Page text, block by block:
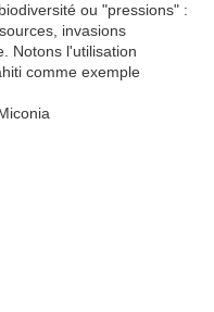
ou "pressions" :
invasions
Notons l'utilisation
comme exemple